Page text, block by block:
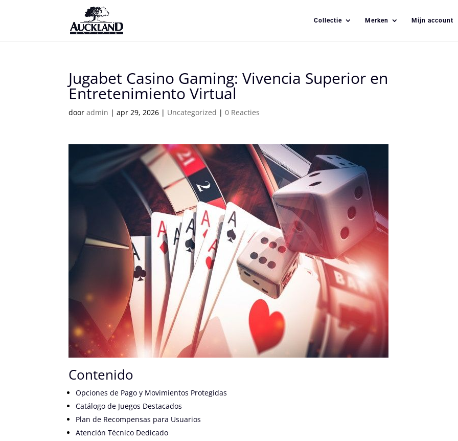
Collectie Merken Mijn account
Jugabet Casino Gaming: Vivencia Superior en
Entretenimiento Virtual
dooradmin |apr 29, 2026 | Uncategorized |0 Reacties
Contenido
Opciones de Pago y Movimientos Protegidas
Catálogo de Juegos Destacados
Plan de Recompensas para Usuarios
Atención Técnico Dedicado